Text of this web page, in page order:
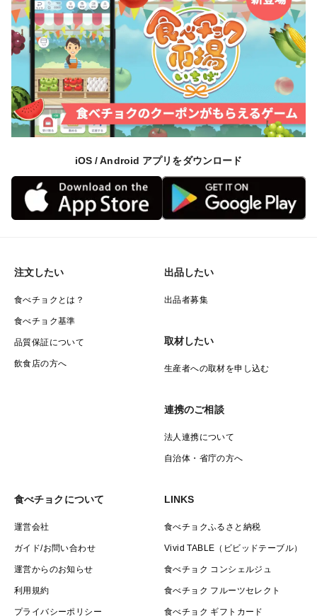
iOS / Android アプリをダウンロード
注文したい
食べチョクとは？
食べチョク基準
品質保証について
飲食店の方へ
出品したい
出品者募集
取材したい
生産者への取材を申し込む
連携のご相談
法人連携について
自治体・省庁の方へ
食べチョクについて
運営会社
ガイド/お問い合わせ
運営からのお知らせ
利用規約
プライバシーポリシー
LINKS
食べチョクふるさと納税
Vivid TABLE（ビビッドテーブル）
食べチョク コンシェルジュ
食べチョク フルーツセレクト
食べチョク ギフトカード